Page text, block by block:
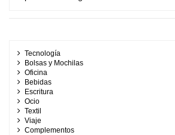
Tecnología
Bolsas y Mochilas
Oficina
Bebidas
Escritura
Ocio
Textil
Viaje
Complementos